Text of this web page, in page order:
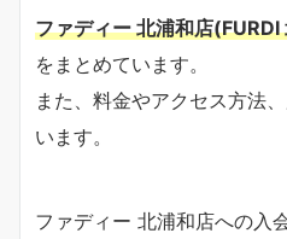
ファディー 北浦和店(FURDI
をまとめています。
また、料金やアクセス方法
います。
ファディー 北浦和店への入